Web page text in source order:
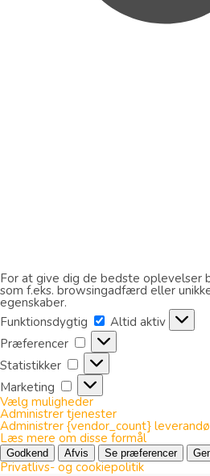
For at give dig de bedste oplevelser
som f.eks. browsingadfærd eller
egenskaber.
Funktionsdygtig
Funktionsdygtig
Altid aktiv
Præferencer
Præferencer
Statistikker
Statistikker
Marketing
Marketing
Vælg muligheder
Administrer tjenester
Administrer {vendor_count}
Læs mere om disse formål
Godkend Afvis Se præferencer
Privatlivs- og cookiepolitik